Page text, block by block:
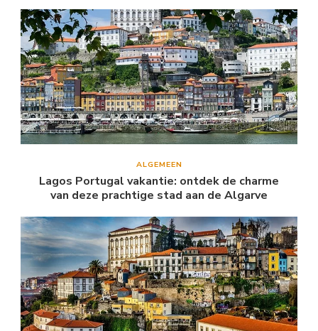
ALGEMEEN
Lagos Portugal vakantie: ontdek de charme
van deze prachtige stad aan de Algarve